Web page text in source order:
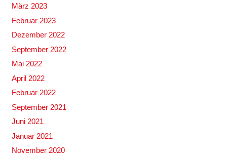
März 2023
Februar 2023
Dezember 2022
September 2022
Mai 2022
April 2022
Februar 2022
September 2021
Juni 2021
Januar 2021
November 2020